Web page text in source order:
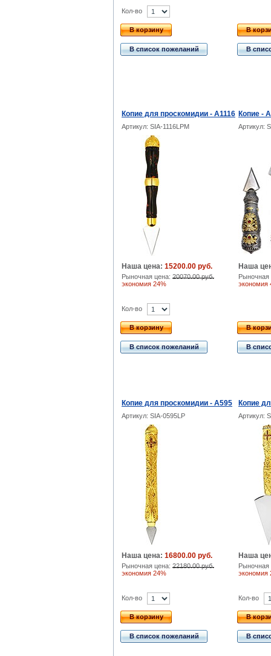
Кол-во
В корзину
В список пожеланий
В
В
Копие для проскомидии - А1116 Копие -
Артикул: SIA-1116LPM Артикул:
Наша цена: 15200.00 руб.
Рыночная цена: 20070.00 руб.
экономия 24%
Наша
экономия
Кол-во
В корзину
В список пожеланий
В
В
Копие для проскомидии - А595 Копие
Артикул: SIA-0595LP Артикул:
Наша цена: 16800.00 руб.
Рыночная цена: 22180.00 руб.
экономия 24%
Наша
экономия
Кол-во
В корзину
В список пожеланий
Кол-во
В
В